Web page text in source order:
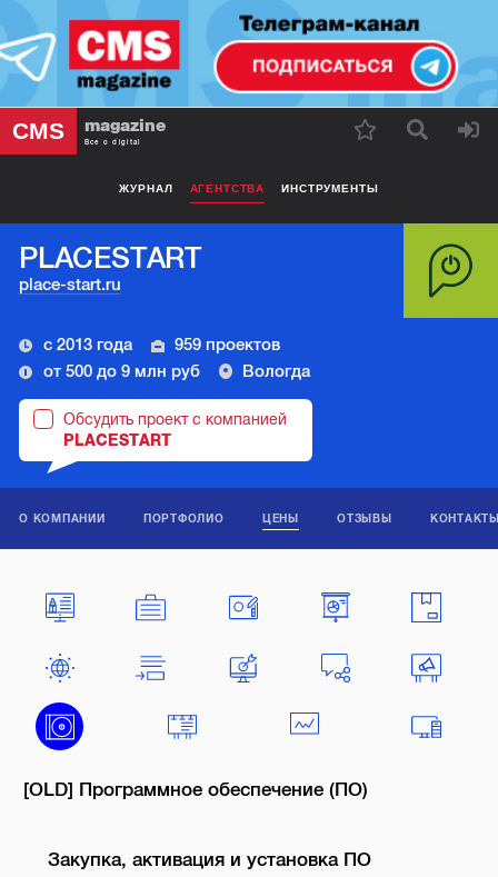
CMS magazine
Все о digital
ЖУРНАЛ АГЕНТСТВА ИНСТРУМЕНТЫ
PLACESTART
place-start.ru
с 2013 года
959 проектов
от 500 до 9 млн руб
Вологда
Обсудить проект с компанией
PLACESTART
О КОМПАНИИ ПОРТФОЛИО ЦЕНЫ ОТЗЫВЫ
[OLD] Программное обеспечение (ПО)
Закупка, активация и установка ПО